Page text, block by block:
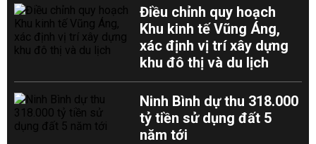
Điều chỉnh quy hoạch
Khu kinh tế Vũng Áng,
xác định vị trí xây dựng
khu đô thị và du lịch
Ninh Bình dự thu 318.000
tỷ tiền sử dụng đất 5
năm tới